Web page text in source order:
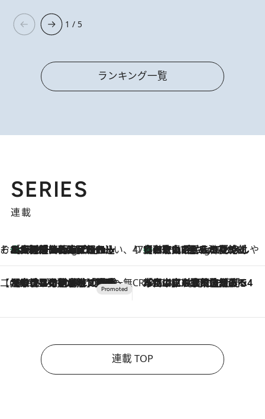
1 / 5
ランキング一覧
SERIES
連載
そおだよおこの関西おいしい、おやつ紀行10 Hours Ago
［大阪府箕面市］一皿一皿目の前で仕上げられる、料理を巧みに組み込んだアシェットデセールコース「ミチル アシェット デセール（Michiru assiette dessert）」 47都道府県の手みやげ ひんやりスイーツで夏を満喫
10 Hours Ago
【和歌山県】この夏絶対食べたい 冷やしておいしいおやつ3選 みかんがごろっと丸ごと入ったジュレ
【CREA×星野リゾート】唯一無二。癒しと発見が待つ場所へ
2026.8.7
【トンボの足水浴】ヒノキの香りに包まれて涼感マックス！約13℃の湧水かけ流しを避暑地「星野温泉 トンボの湯」で体験 CREA'S CHOICE
2026.8.7
「立川にも歌舞伎があるんだよ」 片岡仁左衛門・市川中車ら豪華座組みで4年目の立川立飛歌舞伎へ
連載 TOP